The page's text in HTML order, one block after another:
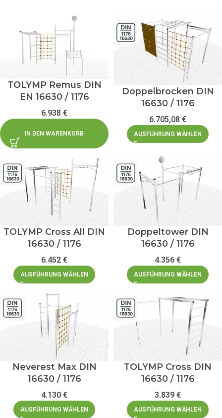
TOLYMP Remus DIN
EN 16630 / 1176
6.938 €
IN DEN WARENKORB
Doppelbrocken DIN
16630 / 1176
6.705,08 €
AUSFÜHRUNG WÄHLEN
TOLYMP Cross All DIN
16630 / 1176
6.452 €
AUSFÜHRUNG WÄHLEN
Doppeltower DIN
16630 / 1176
4.356 €
AUSFÜHRUNG WÄHLEN
Neverest Max DIN
16630 / 1176
4.130 €
AUSFÜHRUNG WÄHLEN
TOLYMP Cross DIN
16630 / 1176
3.839 €
AUSFÜHRUNG WÄHLEN